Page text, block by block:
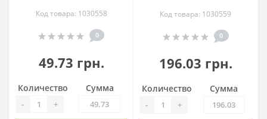
Код товара: 1030558
0
49.73 грн.
Количество
- +
Сумма
Код товара: 1030559
0
196.03 грн.
Количество
- +
Сумма